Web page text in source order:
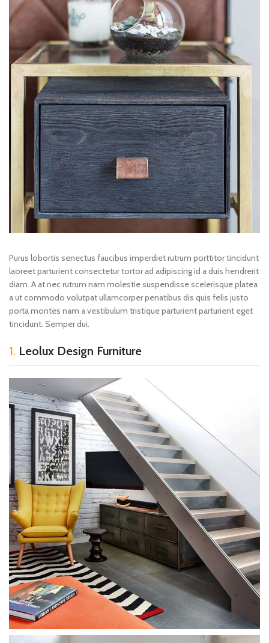
Purus lobortis senectus faucibus imperdiet rutrum porttitor tincidunt
laoreet parturient consectetur tortor ad adipiscing id a duis hendrerit
diam. A at nec rutrum nam molestie suspendisse scelerisque platea
a ut commodo volutpat ullamcorper penatibus dis quis felis justo
porta montes nam a vestibulum tristique parturient parturient eget
tincidunt. Semper dui.
1. Leolux Design Furniture